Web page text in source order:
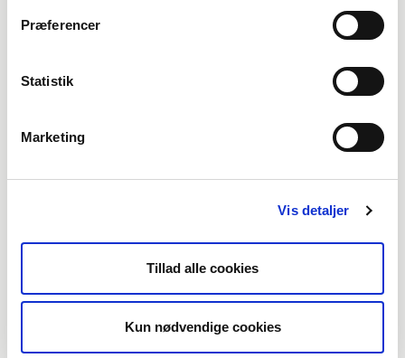
Præferencer
Statistik
Marketing
Vis detaljer
Tillad alle cookies
Kun nødvendige cookies
(EUR €)
(EUR €)
$)
(USD $)
(USD $)
(EUR €)